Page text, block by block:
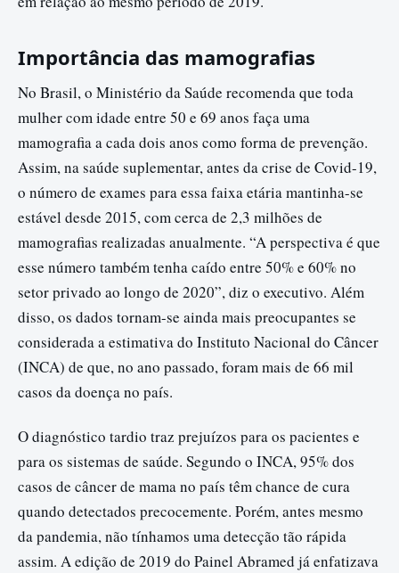
Importância das mamografias
No Brasil, o Ministério da Saúde recomenda que toda
mulher com idade entre 50 e 69 anos faça uma
mamografia a cada dois anos como forma de prevenção.
Assim, na saúde suplementar, antes da crise de Covid-19,
o número de exames para essa faixa etária mantinha-se
estável desde 2015, com cerca de 2,3 milhões de
mamografias realizadas anualmente. “A perspectiva é que
esse número também tenha caído entre 50% e 60% no
setor privado ao longo de 2020”, diz o executivo. Além
disso, os dados tornam-se ainda mais preocupantes se
considerada a estimativa do Instituto Nacional do Câncer
(INCA) de que, no ano passado, foram mais de 66 mil
casos da doença no país.
O diagnóstico tardio traz prejuízos para os pacientes e
para os sistemas de saúde. Segundo o INCA, 95% dos
casos de câncer de mama no país têm chance de cura
quando detectados precocemente. Porém, antes mesmo
da pandemia, não tínhamos uma detecção tão rápida
assim. A edição de 2019 do Painel Abramed já enfatizava